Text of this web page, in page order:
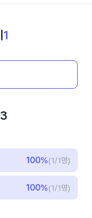
1
3
100%(1/1명)
100%(1/1명)